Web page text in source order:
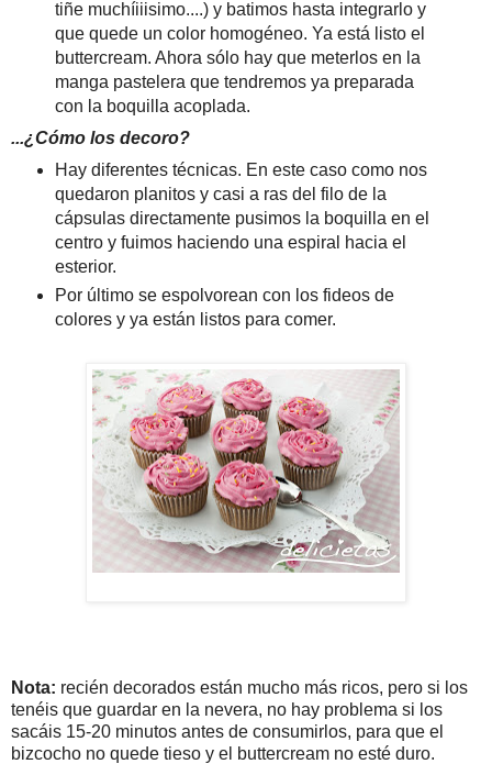
tiñe muchíiiisimo....) y batimos hasta integrarlo y
que quede un color homogéneo. Ya está listo el
buttercream. Ahora sólo hay que meterlos en la
manga pastelera que tendremos ya preparada
con la boquilla acoplada.
...¿Cómo los decoro?
Hay diferentes técnicas. En este caso como nos
quedaron planitos y casi a ras del filo de la
cápsulas directamente pusimos la boquilla en el
centro y fuimos haciendo una espiral hacia el
esterior.
Por último se espolvorean con los fideos de
colores y ya están listos para comer.
Nota: recién decorados están mucho más ricos, pero si los
tenéis que guardar en la nevera, no hay problema si los
sacáis 15-20 minutos antes de consumirlos, para que el
bizcocho no quede tieso y el buttercream no esté duro.